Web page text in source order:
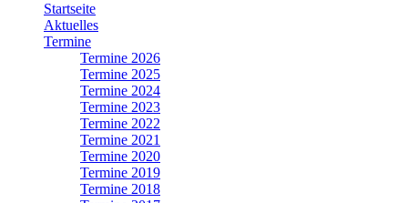
Startseite
Aktuelles
Termine
Termine 2026
Termine 2025
Termine 2024
Termine 2023
Termine 2022
Termine 2021
Termine 2020
Termine 2019
Termine 2018